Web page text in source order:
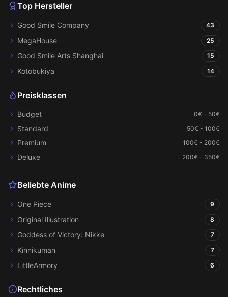
Top Hersteller
Good Smile Company 43
MegaHouse 25
Good Smile Arts Shanghai 15
Kotobukiya 14
Preisklassen
Budget 0€ - 50€
Standard 50€ - 100€
Premium 100€ - 200€
Deluxe 200€ - 350€
Beliebte Anime
One Piece 9
Original Illustration 8
Goddess of Victory: Nikke 7
Kinnikuman 7
LittleArmory 6
Rechtliches